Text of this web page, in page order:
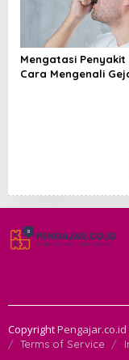
Mengatasi Penyakit
Cara Mengenali
CopyrightPengajar.co.id
Terms of Service